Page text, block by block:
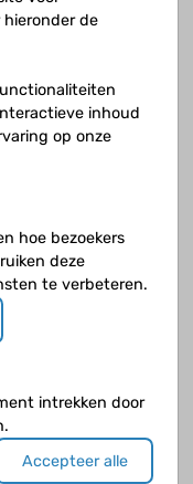
de operatiekamer
en je telefoon
kijken,
minder. Verder is er
Veel informatie
via de ouders en
wat ze gehoord
dat als je ergens mee
we zijn er voor
(kijkoperatie),
De nieuwere
port) via de navel de
populair geworden.
wordt steeds
hieronder de
inhoud
op onze
hoe bezoekers
deze
te verbeteren.
intrekken door
Accepteer alle